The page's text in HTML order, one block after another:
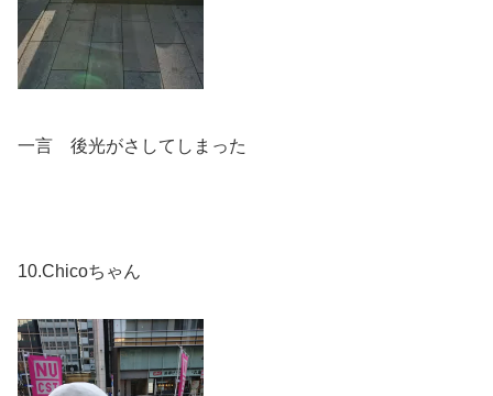
一言 後光がさしてしまった
10.Chicoちゃん